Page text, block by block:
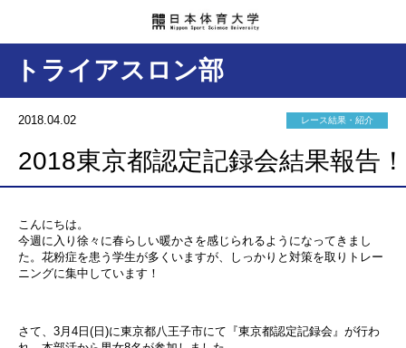
トライアスロン部
2018.04.02 レース結果・紹介
2018東京都認定記録会結果報告！
こんにちは。
今週に入り徐々に春らしい暖かさを感じられるようになってきまし
た。花粉症を患う学生が多くいますが、しっかりと対策を取りトレー
ニングに集中しています！
さて、3月4日(日)に東京都八王子市にて『東京都認定記録会』が行わ